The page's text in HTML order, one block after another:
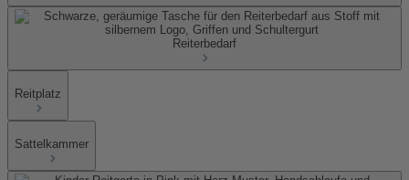
Reiterbedarf
Reitplatz
Sattelkammer